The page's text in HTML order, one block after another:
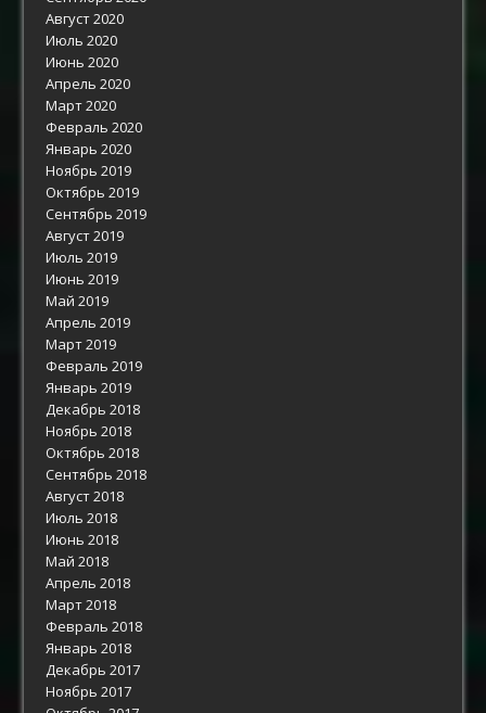
Август 2020
Июль 2020
Июнь 2020
Апрель 2020
Март 2020
Февраль 2020
Январь 2020
Ноябрь 2019
Октябрь 2019
Сентябрь 2019
Август 2019
Июль 2019
Июнь 2019
Май 2019
Апрель 2019
Март 2019
Февраль 2019
Январь 2019
Декабрь 2018
Ноябрь 2018
Октябрь 2018
Сентябрь 2018
Август 2018
Июль 2018
Июнь 2018
Май 2018
Апрель 2018
Март 2018
Февраль 2018
Январь 2018
Декабрь 2017
Ноябрь 2017